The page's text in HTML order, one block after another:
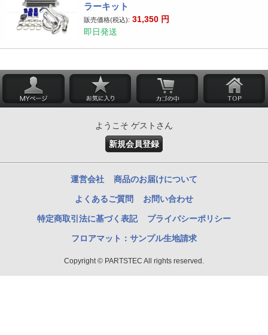
ラーキット
販売価格(税込): 31,350 円
即日発送
ようこそ ゲストさん
新規会員登録
運営会社 商品のお届けについて
よくあるご質問 お問い合わせ
特定商取引法に基づく表記 プライバシーポリシー
フロアマット：サンプル生地請求
Copyright © PARTSTEC All rights reserved.